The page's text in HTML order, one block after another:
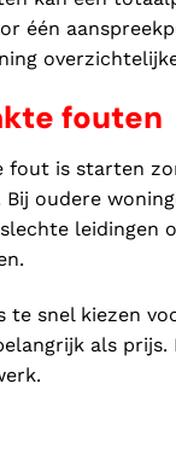
één
fouten
fout is starten
oudere
leidingen
te snel kiezen
als